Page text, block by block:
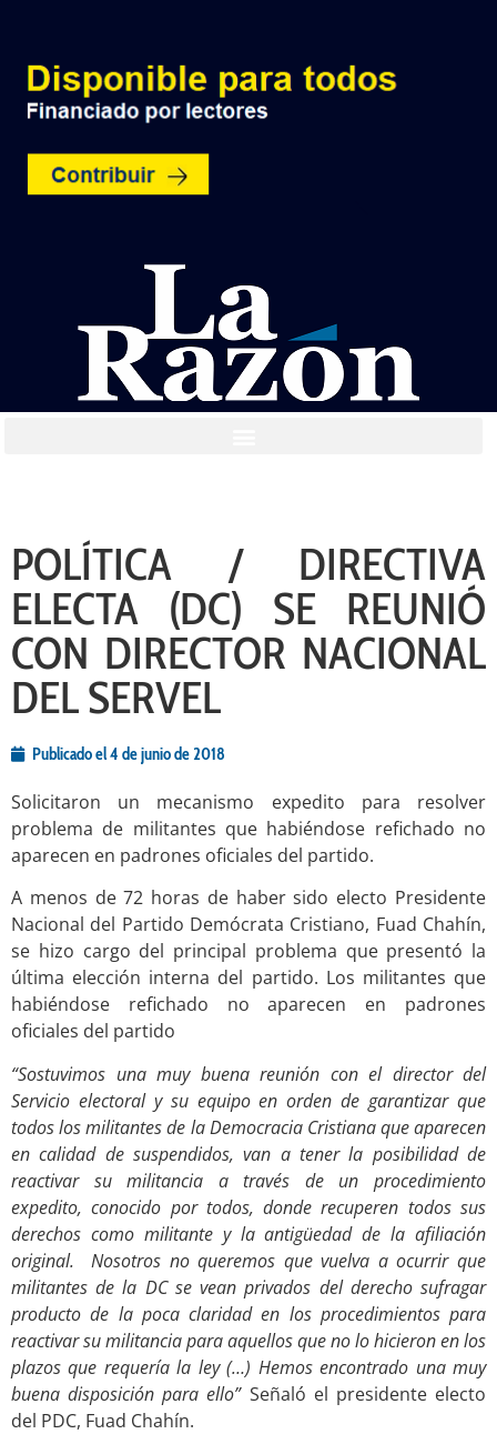
POLÍTICA / DIRECTIVA
ELECTA (DC) SE REUNIÓ
CON DIRECTOR NACIONAL
DEL SERVEL
Publicado el4 de junio de 2018
Solicitaron un mecanismo expedito para resolver
problema de militantes que habiéndose refichado no
aparecen en padrones oficiales del partido.
A menos de 72 horas de haber sido electo Presidente
Nacional del Partido Demócrata Cristiano, Fuad Chahín,
se hizo cargo del principal problema que presentó la
última elección interna del partido. Los militantes que
habiéndose refichado no aparecen en padrones
oficiales del partido
“Sostuvimos una muy buena reunión con el director del
Servicio electoral y su equipo en orden de garantizar que
todos los militantes de la Democracia Cristiana que aparecen
en calidad de suspendidos, van a tener la posibilidad de
reactivar su militancia a través de un procedimiento
expedito, conocido por todos, donde recuperen todos sus
derechos como militante y la antigüedad de la afiliación
original. Nosotros no queremos que vuelva a ocurrir que
militantes de la DC se vean privados del derecho sufragar
producto de la poca claridad en los procedimientos para
reactivar su militancia para aquellos que no lo hicieron en los
plazos que requería la ley (…) Hemos encontrado una muy
buena disposición para ello” Señaló el presidente electo
del PDC, Fuad Chahín.